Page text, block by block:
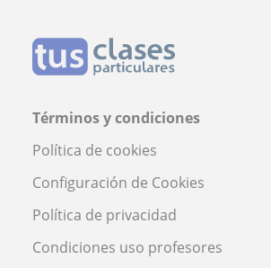
Términos y condiciones
Política de cookies
Configuración de Cookies
Política de privacidad
Condiciones uso profesores